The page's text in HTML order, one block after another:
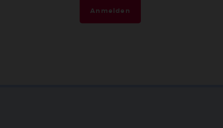
Anmelden